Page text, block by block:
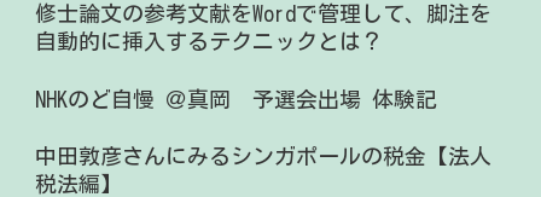
修士論文の参考文献をWordで管理して、脚注を
自動的に挿入するテクニックとは？
NHKのど自慢 ＠真岡 予選会出場 体験記
中田敦彦さんにみるシンガポールの税金【法人
税法編】